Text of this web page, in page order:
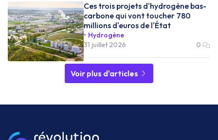
Ces trois projets d'hydrogène bas-
carbone qui vont toucher 780
millions d'euros de l'État
Hydrogène
31 juillet 2026
0
Voir plus d'articles